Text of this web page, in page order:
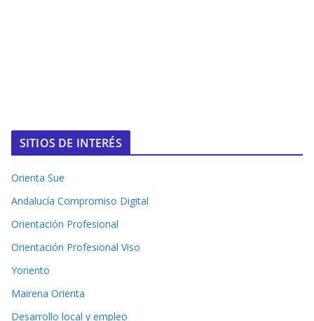
SITIOS DE INTERÉS
Orienta Sue
Andalucía Compromiso Digital
Orientación Profesional
Orientación Profesional Viso
Yoriento
Mairena Orienta
Desarrollo local y empleo